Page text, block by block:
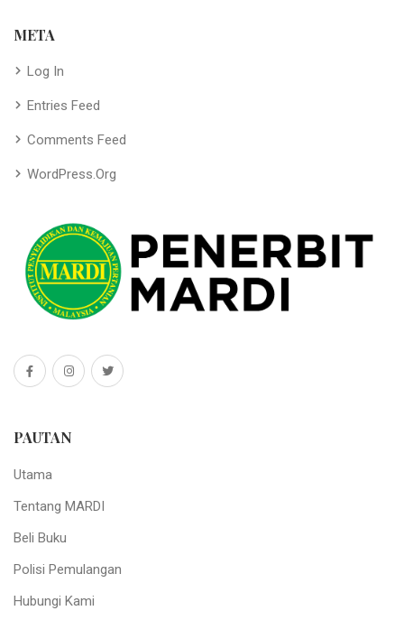
META
Log In
Entries Feed
Comments Feed
WordPress.org
PAUTAN
Utama
Tentang MARDI
Beli Buku
Polisi Pemulangan
Hubungi Kami